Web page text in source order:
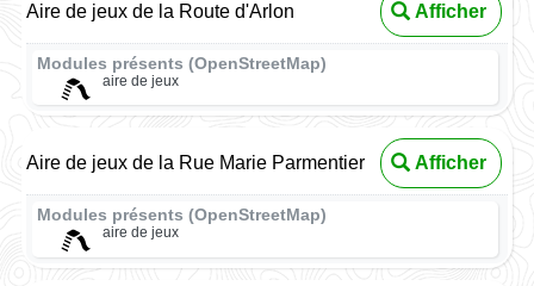
Aire de jeux de la Route d'Arlon Afficher
Modules présents (OpenStreetMap)
aire de jeux
Aire de jeux de la Rue Marie Parmentier Afficher
Modules présents (OpenStreetMap)
aire de jeux